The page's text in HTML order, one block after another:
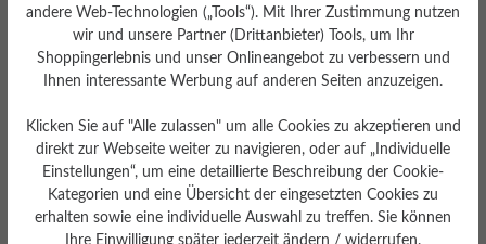
Passform
Standard Passform
andere Web-Technologien („Tools“). Mit Ihrer Zustimmung nutzen
wir und unsere Partner (Drittanbieter) Tools, um Ihr
Shoppingerlebnis und unser Onlineangebot zu verbessern und
Ihnen interessante Werbung auf anderen Seiten anzuzeigen.
Klicken Sie auf "Alle zulassen" um alle Cookies zu akzeptieren und
direkt zur Webseite weiter zu navigieren, oder auf „Individuelle
Einstellungen“, um eine detaillierte Beschreibung der Cookie-
Kategorien und eine Übersicht der eingesetzten Cookies zu
erhalten sowie eine individuelle Auswahl zu treffen. Sie können
Ihre Einwilligung später jederzeit ändern / widerrufen.